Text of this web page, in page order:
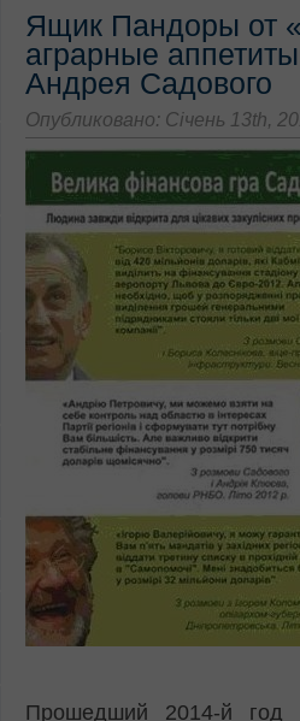
Ящик Пандоры от
аграрные
Андрея Садового
Опубликовано: Січень 13th,
Прошедший 2014-й год